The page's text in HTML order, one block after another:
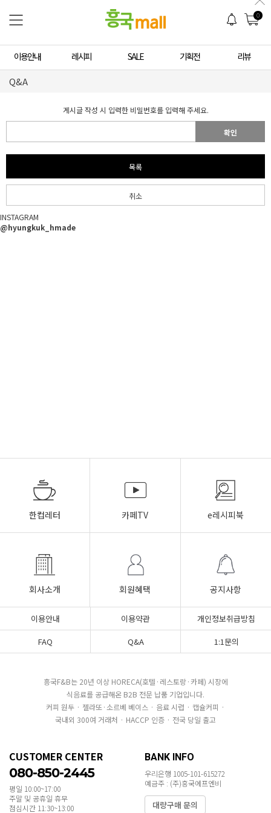
0
이용안내 레시피 SALE 기획전 리뷰
Q&A
게시글 작성 시 입력한 비밀번호를 입력해 주세요.
확인
목록
취소
INSTAGRAM
@hyungkuk_hmade
한컵레터 카페TV e레시피북
회사소개 회원혜택 공지사항
이용안내 이용약관
개인정보취급방침
FAQ
Q&A 1:1문의
흥국F&B는 20년 이상 HORECA(호텔·레스토랑·카페) 시장에
식음료를 공급해온 B2B 전문 납품 기업입니다.
커피 원두 · 젤라또·소르베 베이스 · 음료 시럽 · 캡슐커피 ·
국내외 300여 거래처 · HACCP 인증 · 전국 당일 출고
CUSTOMER CENTER
080-850-2445
평일 10:00~17:00
주말 및 공휴일 휴무
점심시간 11:30~13:00
BANK INFO
우리은행 1005-101-615272
예금주 : (주)흥국에프엔비
대량구매 문의